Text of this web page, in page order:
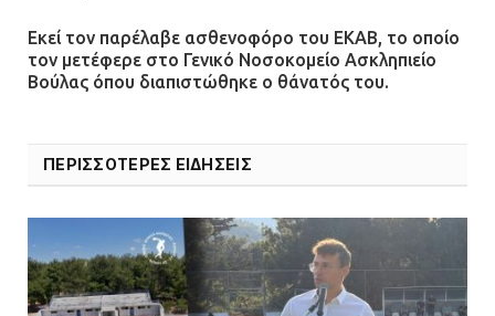
Εκεί τον παρέλαβε ασθενοφόρο του ΕΚΑΒ, το οποίο
τον μετέφερε στο Γενικό Νοσοκομείο Ασκληπιείο
Βούλας όπου διαπιστώθηκε ο θάνατός του.
ΠΕΡΙΣΣΟΤΕΡΕΣ ΕΙΔΗΣΕΙΣ